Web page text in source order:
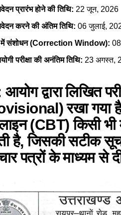
प्रारंभ होने की तिथि: 22 जून, 2026
करने की अंतिम तिथि: 06 जुलाई,
संशोधन (Correction Window):
परीक्षा की अनंतिम तिथि: 23 अगस्त,
आयोग द्वारा लिखित
रखा गया
(CBT) किसी भी
है, जिसकी सटीक
पत्रों के माध्यम से